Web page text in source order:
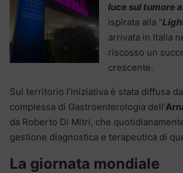
luce sul tumore
ispirata alla “
arrivata in Italia
riscosso un
crescente.
Sul territorio l’iniziativa è stata diffusa
complessa di Gastroenterologia dell’
da Roberto Di Mitri, che
gestione diagnostica e terapeutica di
La giornata mondiale